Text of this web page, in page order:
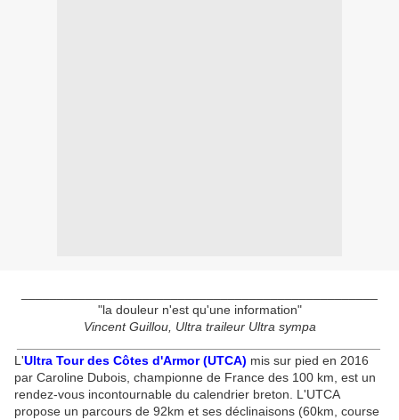
"la douleur n'est qu'une information"
Vincent Guillou, Ultra traileur Ultra sympa
L'Ultra Tour des Côtes d'Armor (UTCA) mis sur pied en 2016
par Caroline Dubois, championne de France des 100 km, est un
rendez-vous incontournable du calendrier breton. L'UTCA
propose un parcours de 92km et ses déclinaisons (60km, course